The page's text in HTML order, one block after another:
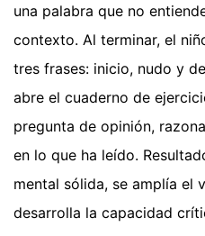
una palabra que no
contexto. Al terminar, el
tres frases: inicio, nudo y
abre el cuaderno de
pregunta de opinión,
en lo que ha leído.
mental sólida, se amplía el
desarrolla la capacidad